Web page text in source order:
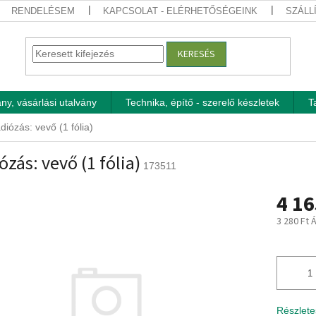
RENDELÉSEM KAPCSOLAT - ELÉRHETŐSÉGEINK
KERESÉS
vásárlási utalvány Technika, építő - szerelő készletek
vevő (1 fólia)
vevő (1 fólia) 173511
4
3 280 Ft